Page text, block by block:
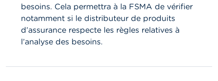
besoins. Cela permettra à la FSMA de vérifier
notamment si le distributeur de produits
d’assurance respecte les règles relatives à
l’analyse des besoins.